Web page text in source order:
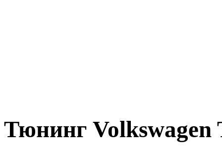
Тюнинг Volkswagen